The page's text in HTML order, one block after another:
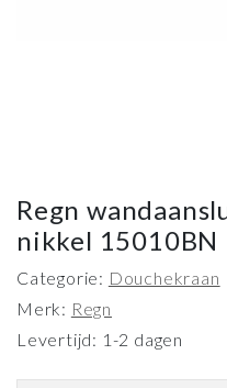
Regn
nikkel 15010BN
Categorie: Douchekraan
Merk: Regn
Levertijd: 1-2 dagen